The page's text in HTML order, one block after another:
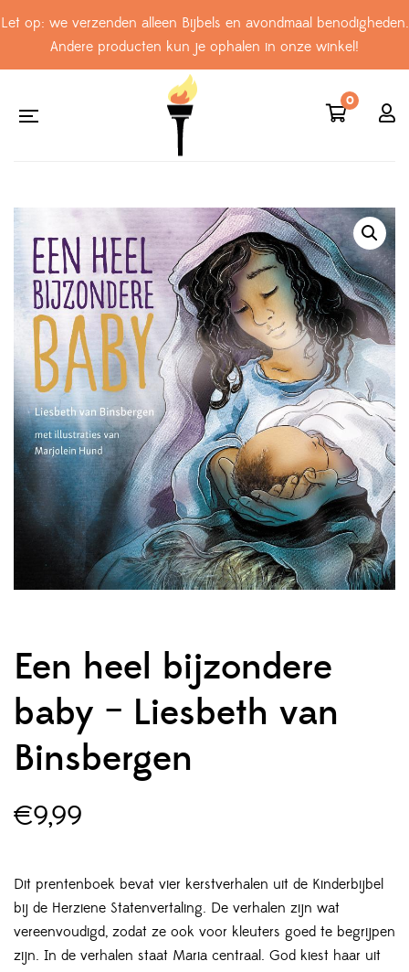
Let op: we verzenden alleen Bijbels en avondmaal benodigheden.
Andere producten kun je ophalen in onze winkel!
0
Een heel bijzondere
baby – Liesbeth van
Binsbergen
€9,99
Dit prentenboek bevat vier kerstverhalen uit de Kinderbijbel
bij de Herziene Statenvertaling. De verhalen zijn wat
vereenvoudigd, zodat ze ook voor kleuters goed te begrijpen
zijn. In de verhalen staat Maria centraal. God kiest haar uit